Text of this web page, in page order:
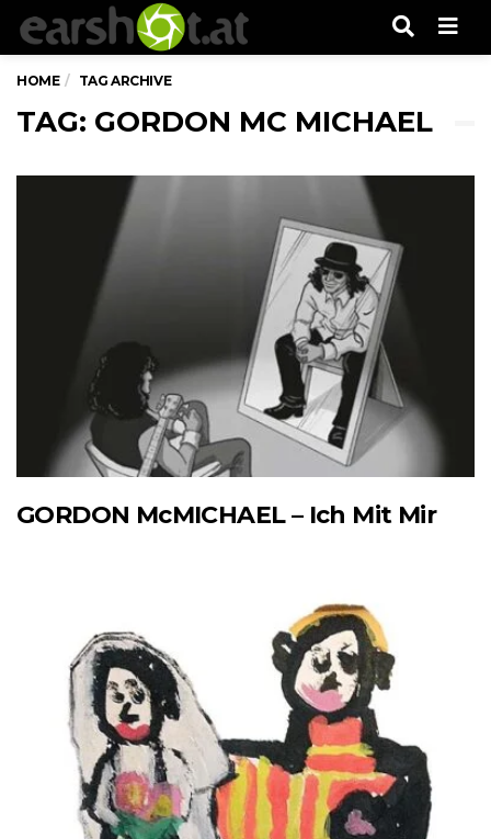
HOME TAG ARCHIVE
TAG: GORDON MC MICHAEL
GORDON McMICHAEL – Ich Mit Mir